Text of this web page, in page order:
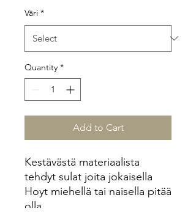
Väri *
Quantity *
Add to Cart
Kestävästä materiaalista
tehdyt sulat joita jokaisella
Hoyt miehellä tai naisella pitää
olla.